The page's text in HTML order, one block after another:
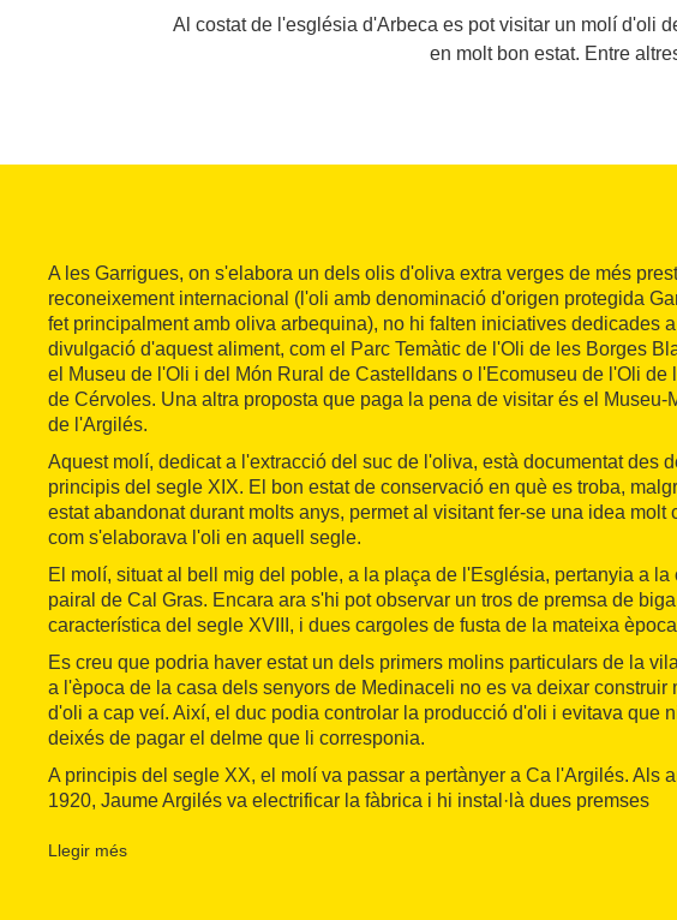
Al costat de l'església d'Arbeca es pot visitar un molí d'oli
en molt bon estat. Entre
A les Garrigues, on s'elabora un dels olis d'oliva extra verges de més
reconeixement internacional (l'oli amb denominació d'origen protegida
fet principalment amb oliva arbequina), no hi falten iniciatives dedicades
divulgació d'aquest aliment, com el Parc Temàtic de l'Oli de les Borges
el Museu de l'Oli i del Món Rural de Castelldans o l'Ecomuseu de l'Oli de
de Cérvoles. Una altra proposta que paga la pena de visitar és el Museu-
de l'Argilés.
Aquest molí, dedicat a l'extracció del suc de l'oliva, està documentat des
principis del segle XIX. El bon estat de conservació en què es troba,
estat abandonat durant molts anys, permet al visitant fer-se una idea molt
com s'elaborava l'oli en aquell segle.
El molí, situat al bell mig del poble, a la plaça de l'Església, pertanyia a la
pairal de Cal Gras. Encara ara s'hi pot observar un tros de premsa de
característica del segle XVIII, i dues cargoles de fusta de la mateixa
Es creu que podria haver estat un dels primers molins particulars de la
a l'època de la casa dels senyors de Medinaceli no es va deixar construir
d'oli a cap veí. Així, el duc podia controlar la producció d'oli i evitava que
deixés de pagar el delme que li corresponia.
A principis del segle XX, el molí va passar a pertànyer a Ca l'Argilés. Als
1920, Jaume Argilés va electrificar la fàbrica i hi instal·là dues premses
El molí es mostra en la ruta del castell dels ducs de Cardona, que surt els
Llegir més